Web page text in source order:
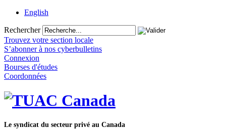
English
Rechercher
Trouvez votre section locale
S’abonner à nos cyberbulletins
Connexion
Bourses d'études
Coordonnées
Le syndicat du secteur privé au Canada